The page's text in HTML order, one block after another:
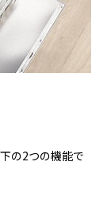
の2つの機能で